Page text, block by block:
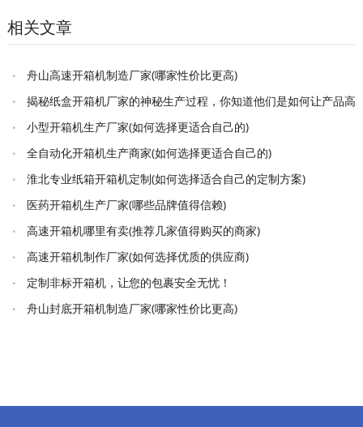
相关文章
舟山高速开箱机制造厂家(哪家性价比更高)
揭秘纸盒开箱机厂家的神秘生产过程，你知道他们是如何让产品高
效出厂的吗
小型开箱机生产厂家(如何选择更适合自己的)
全自动化开箱机生产商家(如何选择更适合自己的)
淮北专业纸箱开箱机定制(如何选择适合自己的定制方案)
医药开箱机生产厂家(哪些品牌值得信赖)
高速开箱机哪里有卖(推荐几家值得购买的商家)
高速开箱机制作厂家(如何选择优质的供应商)
定制非标开箱机，让您的包裹安全无忧！
舟山封底开箱机制造厂家(哪家性价比更高)